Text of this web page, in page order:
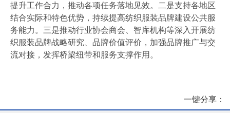
提升工作合力，推动各项任务落地见效。二是支持各地区
结合实际和特色优势，持续提高纺织服装品牌建设公共服
务能力。三是推动行业协会商会、智库机构等深入开展纺
织服装品牌战略研究、品牌价值评价，加强品牌推广与交
流对接，发挥桥梁纽带和服务支撑作用。
一键分享：